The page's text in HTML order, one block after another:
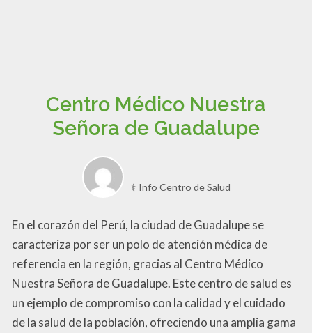
Centro Médico Nuestra
Señora de Guadalupe
⚕️ Info Centro de Salud
En el corazón del Perú, la ciudad de Guadalupe se
caracteriza por ser un polo de atención médica de
referencia en la región, gracias al Centro Médico
Nuestra Señora de Guadalupe. Este centro de salud es
un ejemplo de compromiso con la calidad y el cuidado
de la salud de la población, ofreciendo una amplia gama